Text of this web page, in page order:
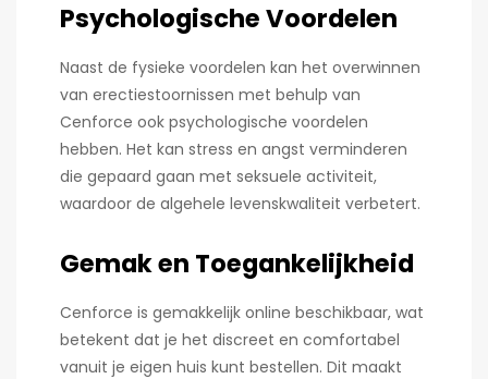
Psychologische Voordelen
Naast de fysieke voordelen kan het overwinnen
van erectiestoornissen met behulp van
Cenforce ook psychologische voordelen
hebben. Het kan stress en angst verminderen
die gepaard gaan met seksuele activiteit,
waardoor de algehele levenskwaliteit verbetert.
Gemak en Toegankelijkheid
Cenforce is gemakkelijk online beschikbaar, wat
betekent dat je het discreet en comfortabel
vanuit je eigen huis kunt bestellen. Dit maakt